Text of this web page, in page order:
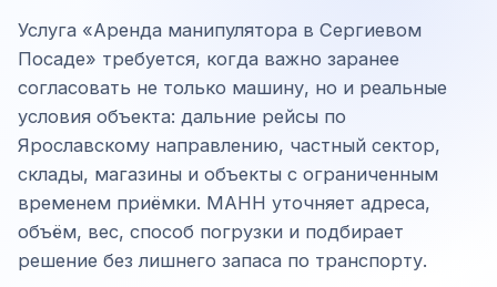
Услуга «Аренда манипулятора в Сергиевом
Посаде» требуется, когда важно заранее
согласовать не только машину, но и реальные
условия объекта: дальние рейсы по
Ярославскому направлению, частный сектор,
склады, магазины и объекты с ограниченным
временем приёмки. МАНН уточняет адреса,
объём, вес, способ погрузки и подбирает
решение без лишнего запаса по транспорту.